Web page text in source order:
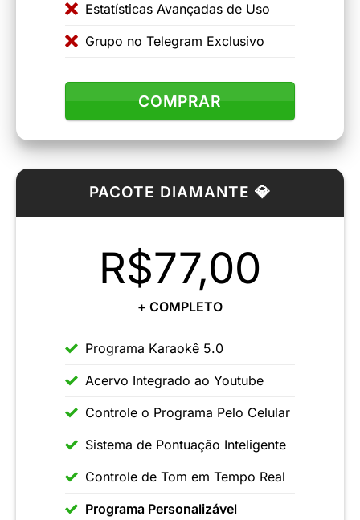
Estatísticas Avançadas de Uso
Grupo no Telegram Exclusivo
COMPRAR
PACOTE DIAMANTE 💎
R$77,00
+ COMPLETO
Programa Karaokê 5.0
Acervo Integrado ao Youtube
Controle o Programa Pelo Celular
Sistema de Pontuação Inteligente
Controle de Tom em Tempo Real
Programa Personalizável